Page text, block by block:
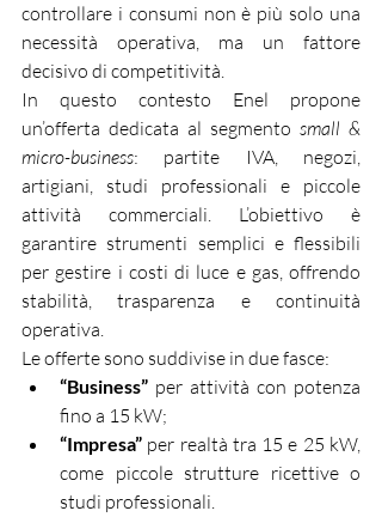
controllare i consumi non è più solo una
necessità operativa, ma un fattore
decisivo di competitività.
In questo contesto Enel propone
un’offerta dedicata al segmento small &
micro-business: partite IVA, negozi,
artigiani, studi professionali e piccole
attività commerciali. L’obiettivo è
garantire strumenti semplici e flessibili
per gestire i costi di luce e gas, offrendo
stabilità, trasparenza e continuità
operativa.
Le offerte sono suddivise in due fasce:
“Business” per attività con potenza
fino a 15 kW;
“Impresa” per realtà tra 15 e 25 kW,
come piccole strutture ricettive o
studi professionali.